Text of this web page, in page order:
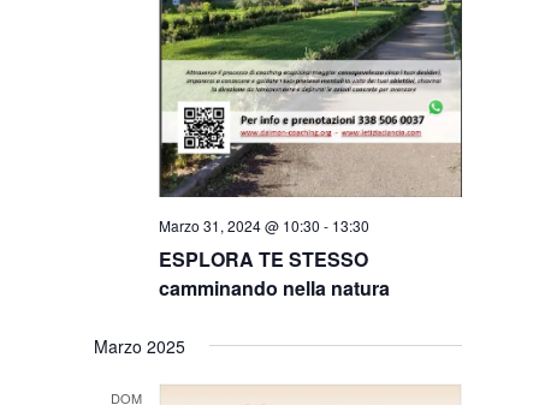
ESPLORA TE STESSO
camminando nella natura
Marzo 31, 2024 @ 10:30 - 13:30
Marzo 2025
DOM